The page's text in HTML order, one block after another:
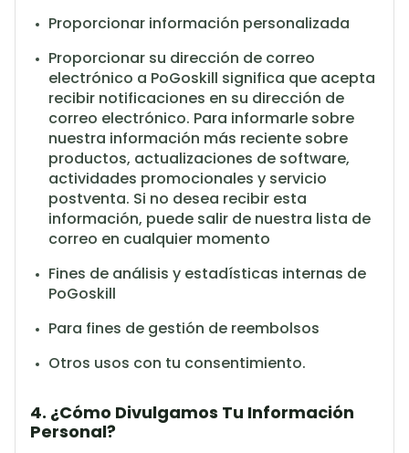
Proporcionar información personalizada
Proporcionar su dirección de correo
electrónico a PoGoskill significa que acepta
recibir notificaciones en su dirección de
correo electrónico. Para informarle sobre
nuestra información más reciente sobre
productos, actualizaciones de software,
actividades promocionales y servicio
postventa. Si no desea recibir esta
información, puede salir de nuestra lista de
correo en cualquier momento
Fines de análisis y estadísticas internas de
PoGoskill
Para fines de gestión de reembolsos
Otros usos con tu consentimiento.
4. ¿Cómo Divulgamos Tu Información
Personal?